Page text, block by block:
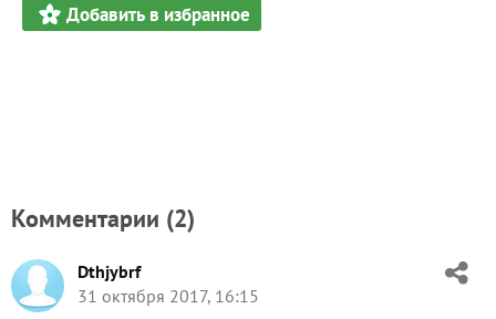
Добавить в избранное
Комментарии (2)
Dthjybrf
31 октября 2017, 16:15